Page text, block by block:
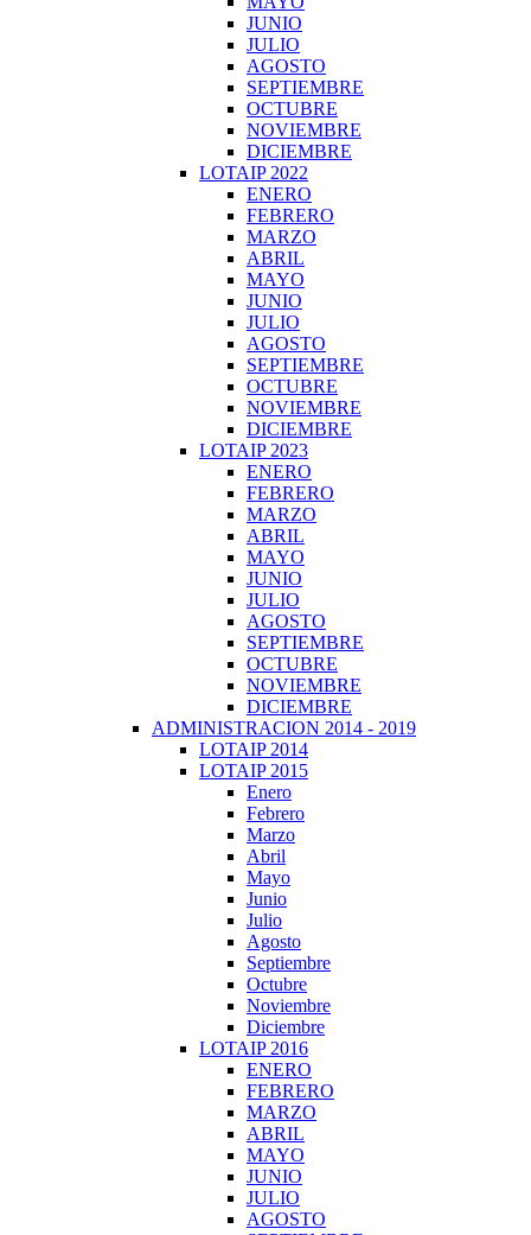
JUNIO
JULIO
AGOSTO
SEPTIEMBRE
OCTUBRE
NOVIEMBRE
DICIEMBRE
LOTAIP 2022
ENERO
FEBRERO
MARZO
ABRIL
MAYO
JUNIO
JULIO
AGOSTO
SEPTIEMBRE
OCTUBRE
NOVIEMBRE
DICIEMBRE
LOTAIP 2023
ENERO
FEBRERO
MARZO
ABRIL
MAYO
JUNIO
JULIO
AGOSTO
SEPTIEMBRE
OCTUBRE
NOVIEMBRE
DICIEMBRE
ADMINISTRACION 2014 - 2019
LOTAIP 2014
LOTAIP 2015
Enero
Febrero
Marzo
Abril
Mayo
Junio
Julio
Agosto
Septiembre
Octubre
Noviembre
Diciembre
LOTAIP 2016
ENERO
FEBRERO
MARZO
ABRIL
MAYO
JUNIO
JULIO
AGOSTO